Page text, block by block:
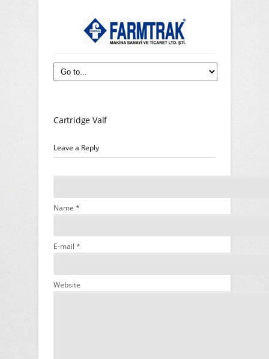
Cartridge Valf
Leave a Reply
Name *
E-mail *
Website